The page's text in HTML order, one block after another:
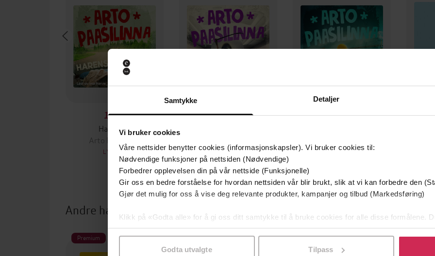
Samtykke Detaljer
Vi bruker cookies
Våre nettsider benytter cookies (informasjonskapsler). Vi bruker cookies til:
Nødvendige funksjoner på nettsiden (Nødvendige)
Forbedrer opplevelsen din på vår nettside (Funksjonelle)
Gir oss en bedre forståelse for hvordan nettsiden vår blir brukt, slik at vi kan forbedre den
Gjør det mulig for oss å vise deg relevante produkter, kampanjer og tilbud (Markedsføring)
Klikk på «Godta alle» for å gi oss ditt samtykke til å bruke cookies for alle disse formålene.
samtykke til spesifikke formål ved å klikke på «Tilpass». Du kan når som helst trekke
Godta utvalgte Tilpass
129,-
Harens år
Arto Paasilinna
LYDBOK
149,-
LYDBOK
149,-
LYDBOK
Andre har også kjøpt
Premium